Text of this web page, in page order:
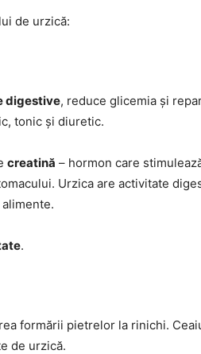
de urzică:
digestive, reduce glicemia și
tonic și diuretic.
creatină – hormon care
Urzica are activitate
.
formării pietrelor la rinichi.
de urzică.